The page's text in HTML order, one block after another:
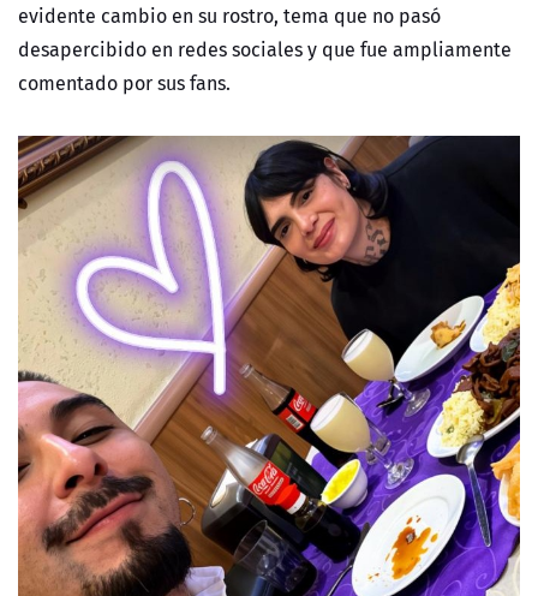
evidente cambio en su rostro, tema que no pasó
desapercibido en redes sociales y que fue ampliamente
comentado por sus fans.